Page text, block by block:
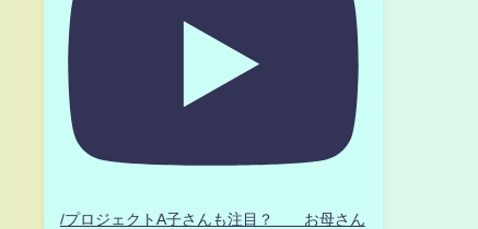
/プロジェクトA子さんも注目？ お母さん